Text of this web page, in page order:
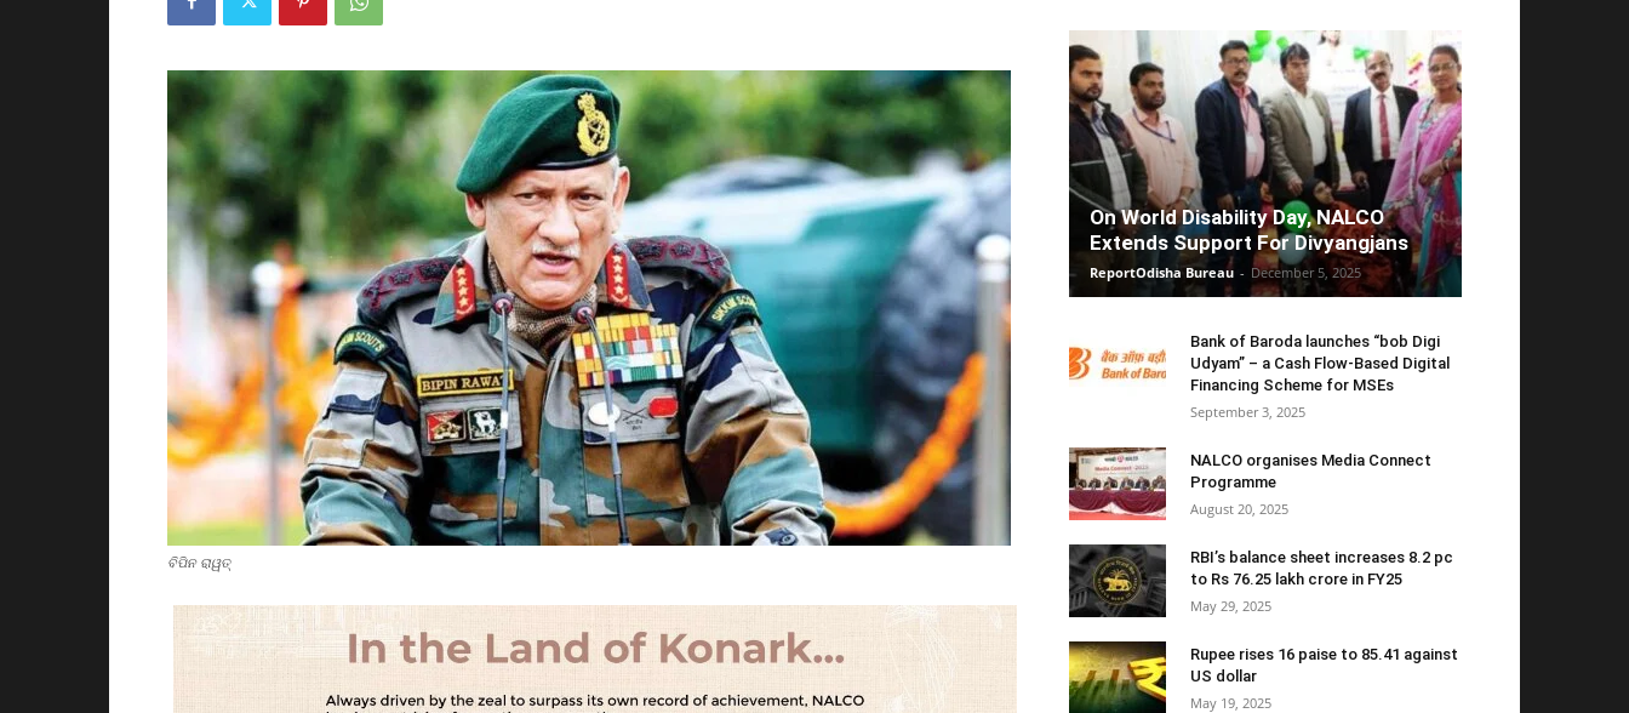
ବିପିନ ରାୱତ୍‌
On World Disability Day, NALCO
Extends Support For Divyangjans
ReportOdisha Bureau - December 5, 2025
Bank of Baroda launches “bob Digi
Udyam” – a Cash Flow-Based Digital
Financing Scheme for MSEs
September 3, 2025
NALCO organises Media Connect
Programme
August 20, 2025
RBI’s balance sheet increases 8.2 pc
to Rs 76.25 lakh crore in FY25
May 29, 2025
Rupee rises 16 paise to 85.41 against
US dollar
May 19, 2025